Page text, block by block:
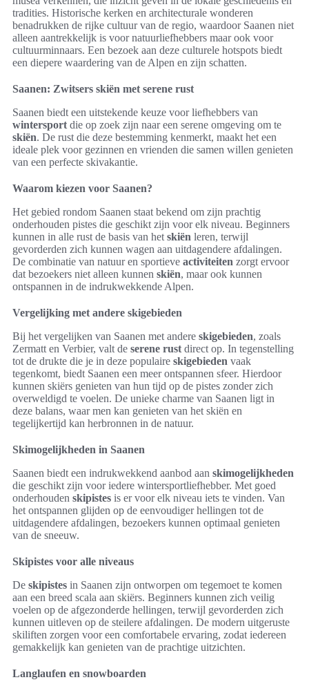
tradities. Historische kerken en architecturale wonderen
benadrukken de rijke cultuur van de regio, waardoor Saanen niet
alleen aantrekkelijk is voor natuurliefhebbers maar ook voor
cultuurminnaars. Een bezoek aan deze culturele hotspots biedt
een diepere waardering van de Alpen en zijn schatten.
Saanen: Zwitsers skiën met serene rust
Saanen biedt een uitstekende keuze voor liefhebbers van
wintersport die op zoek zijn naar een serene omgeving om te
skiën. De rust die deze bestemming kenmerkt, maakt het een
ideale plek voor gezinnen en vrienden die samen willen genieten
van een perfecte skivakantie.
Waarom kiezen voor Saanen?
Het gebied rondom Saanen staat bekend om zijn prachtig
onderhouden pistes die geschikt zijn voor elk niveau. Beginners
kunnen in alle rust de basis van het skiën leren, terwijl
gevorderden zich kunnen wagen aan uitdagendere afdalingen.
De combinatie van natuur en sportieve activiteiten zorgt ervoor
dat bezoekers niet alleen kunnen skiën, maar ook kunnen
ontspannen in de indrukwekkende Alpen.
Vergelijking met andere skigebieden
Bij het vergelijken van Saanen met andere skigebieden, zoals
Zermatt en Verbier, valt de serene rust direct op. In tegenstelling
tot de drukte die je in deze populaire skigebieden vaak
tegenkomt, biedt Saanen een meer ontspannen sfeer. Hierdoor
kunnen skiërs genieten van hun tijd op de pistes zonder zich
overweldigd te voelen. De unieke charme van Saanen ligt in
deze balans, waar men kan genieten van het skiën en
tegelijkertijd kan herbronnen in de natuur.
Skimogelijkheden in Saanen
Saanen biedt een indrukwekkend aanbod aan skimogelijkheden
die geschikt zijn voor iedere wintersportliefhebber. Met goed
onderhouden skipistes is er voor elk niveau iets te vinden. Van
het ontspannen glijden op de eenvoudiger hellingen tot de
uitdagendere afdalingen, bezoekers kunnen optimaal genieten
van de sneeuw.
Skipistes voor alle niveaus
De skipistes in Saanen zijn ontworpen om tegemoet te komen
aan een breed scala aan skiërs. Beginners kunnen zich veilig
voelen op de afgezonderde hellingen, terwijl gevorderden zich
kunnen uitleven op de steilere afdalingen. De modern uitgeruste
skiliften zorgen voor een comfortabele ervaring, zodat iedereen
gemakkelijk kan genieten van de prachtige uitzichten.
Langlaufen en snowboarden